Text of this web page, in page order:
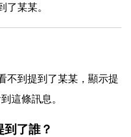
某某。
不到提到了某某，顯示提
這條訊息。
了誰？